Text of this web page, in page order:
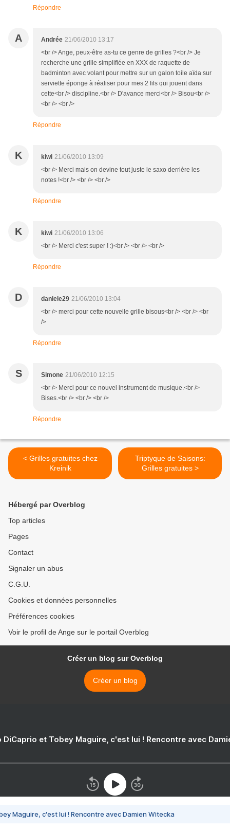
Répondre
A Andrée 21/06/2010 13:17
<br /> Ange, peux-être as-tu ce genre de grilles ?<br /> Je
recherche une grille simplifiée en XXX de raquette de
badminton avec volant pour mettre sur un galon toile aïda sur
serviette éponge à réaliser pour mes 2 fils qui jouent dans
cette<br /> discipline.<br /> D'avance merci<br /> Bisou<br />
<br /> <br />
Répondre
K kiwi 21/06/2010 13:09
<br /> Merci mais on devine tout juste le saxo derrière les
notes !<br /> <br /> <br />
Répondre
K kiwi 21/06/2010 13:06
<br /> Merci c'est super ! :)<br /> <br /> <br />
Répondre
D daniele29 21/06/2010 13:04
<br /> merci pour cette nouvelle grille bisous<br /> <br /> <br
/>
Répondre
S Simone 21/06/2010 12:15
<br /> Merci pour ce nouvel instrument de musique.<br />
Bises.<br /> <br /> <br />
Répondre
< Grilles gratuites chez
Kreinik
Triptyque de Saisons:
Grilles gratuites >
Hébergé par Overblog
Top articles
Pages
Contact
Signaler un abus
C.G.U.
Cookies et données personnelles
Préférences cookies
Voir le profil de Ange sur le portail Overblog
Créer un blog sur Overblog
Créer un blog
DiCaprio et Tobey Maguire, c'est lui ! Rencontre avec
Maguire, c'est lui ! Rencontre avec Damien Witecka